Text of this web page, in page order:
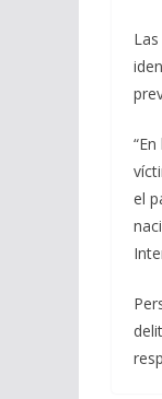
el